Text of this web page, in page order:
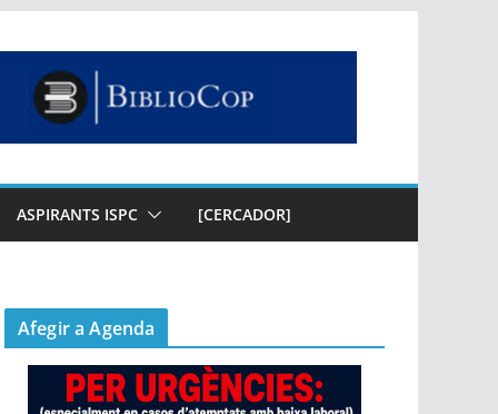
ASPIRANTS ISPC [CERCADOR]
Afegir a Agenda